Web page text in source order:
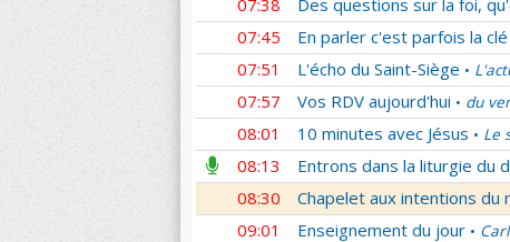
07:38 Des questions sur la foi,
07:45 En parler c'est parfois la clé
07:51 L'écho du Saint-Siège •
07:57 Vos RDV aujourd'hui • du
08:01 10 minutes avec Jésus • Le
08:13 Entrons dans la liturgie du
08:30 Chapelet aux intentions du
09:01 Enseignement du jour •